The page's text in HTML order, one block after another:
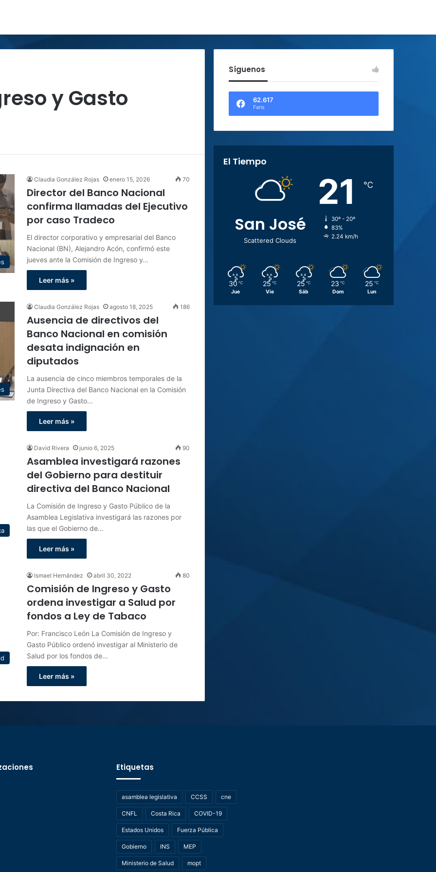
y Gasto
Claudia González Rojas enero 15, 2026 70
Director del Banco Nacional
confirma llamadas del Ejecutivo
por caso Tradeco
El director corporativo y empresarial del Banco
Nacional (BN), Alejandro Acón, confirmó este
jueves ante la Comisión de Ingreso y…
Leer más »
Claudia González Rojas agosto 18, 2025 186
Ausencia de directivos del
Banco Nacional en comisión
desata indignación en
diputados
La ausencia de cinco miembros temporales de la
Junta Directiva del Banco Nacional en la Comisión
de Ingreso y Gasto…
Leer más »
David Rivera junio 6, 2025 90
Asamblea investigará razones
del Gobierno para destituir
directiva del Banco Nacional
La Comisión de Ingreso y Gasto Público de la
Asamblea Legislativa investigará las razones por
las que el Gobierno de…
Leer más »
Ismael Hernández abril 30, 2022 80
Comisión de Ingreso y Gasto
ordena investigar a Salud por
fondos a Ley de Tabaco
Por: Francisco León La Comisión de Ingreso y
Gasto Público ordenó investigar al Ministerio de
Salud por los fondos de…
Leer más »
Síguenos
62.617
Fans
El Tiempo
San José
Scattered Clouds
21 ℃
30º - 20º
83%
2.24 km/h
30 ℃
Jue
25 ℃
Vie
25 ℃
Sáb
23 ℃
Dom
25 ℃
Lun
Etiquetas
asamblea legislativa CCSS cne
CNFL Costa Rica COVID-19
Estados Unidos Fuerza Pública
Gobierno INS MEP
Ministerio de Salud mopt